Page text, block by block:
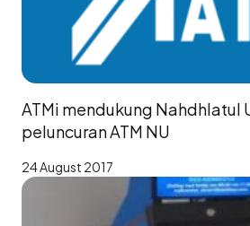
ATMi mendukung Nahdhlatul
peluncuran ATM NU
24 August 2017